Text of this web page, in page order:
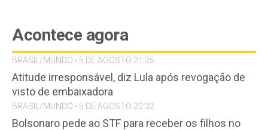
Acontece agora
BRASIL/MUNDO - 5 DE AGOSTO 21:25
Atitude irresponsável, diz Lula após revogação de
visto de embaixadora
BRASIL/MUNDO - 5 DE AGOSTO 20:32
Bolsonaro pede ao STF para receber os filhos no